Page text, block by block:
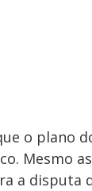
o plano
Mesmo
a